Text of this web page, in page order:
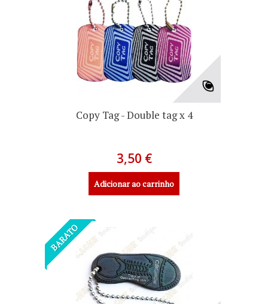
Copy Tag - Double tag x 4
3,50 €
Adicionar ao carrinho
BARATO